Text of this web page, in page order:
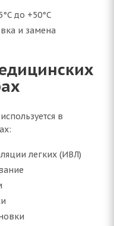
до +50°C
и замена
в
легких (ИВЛ)